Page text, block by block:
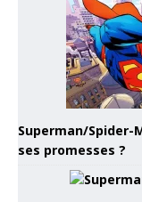
Superman/
ses promesses ?